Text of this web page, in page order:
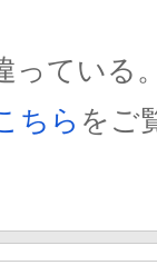
っている。
ちら をご